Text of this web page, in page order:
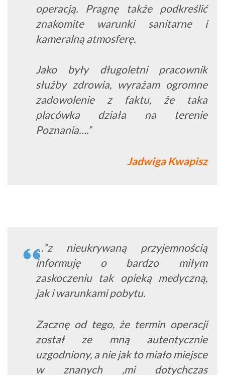
operacją. Pragnę także podkreślić
znakomite warunki sanitarne i
kameralną atmosferę.
Jako były długoletni pracownik
służby zdrowia, wyrażam ogromne
zadowolenie z faktu, że taka
placówka działa na terenie
Poznania….”
Jadwiga Kwapisz
…”z nieukrywaną przyjemnością
informuję o bardzo miłym
zaskoczeniu tak opieką medyczną,
jak i warunkami pobytu.
Zacznę od tego, że termin operacji
został ze mną autentycznie
uzgodniony, a nie jak to miało miejsce
w znanych ,mi dotychczas